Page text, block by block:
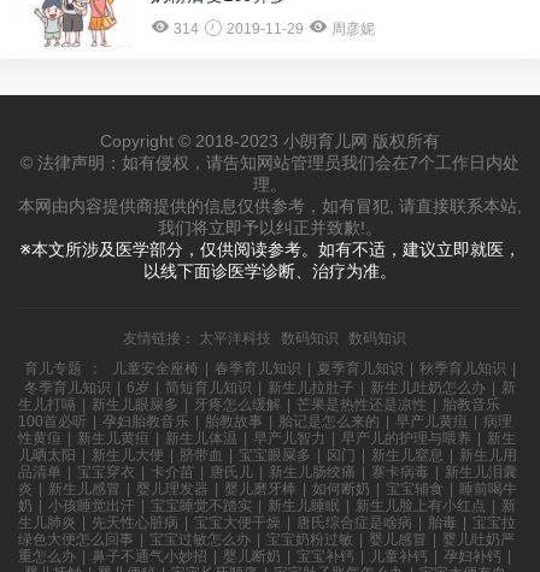
314 2019-11-29 周彦妮
Copyright © 2018-2023 小朗育儿网 版权所有
© 法律声明：如有侵权，请告知网站管理员我们会在7个工作日内处
理。
本网由内容提供商提供的信息仅供参考，如有冒犯, 请直接联系本站,
我们将立即予以纠正并致歉!。
※本文所涉及医学部分，仅供阅读参考。如有不适，建议立即就医，
以线下面诊医学诊断、治疗为准。
友情链接： 太平洋科技 数码知识
数码知识
育儿专题
： 儿童安全座椅 春季育儿知识 夏季育儿知识 秋季育儿知识
冬季育儿知识
6岁 简短育儿知识 新生儿拉肚子 新生儿吐奶怎么办
新
生儿打嗝
新生儿眼屎多 牙疼怎么缓解 芒果是热性还是凉性
胎教音乐
100首必听
孕妇胎教音乐 胎教故事 胎记是怎么来的 早产儿黄疸
病理
性黄疸
新生儿黄疸 新生儿体温 早产儿智力 早产儿的护理与喂养
新生
儿晒太阳
新生儿大便 脐带血 宝宝眼屎多 囟门 新生儿窒息
新生儿用
品清单
宝宝穿衣 卡介苗 唐氏儿 新生儿肠绞痛 寨卡病毒
新生儿泪囊
炎
新生儿感冒 婴儿理发器 婴儿磨牙棒 如何断奶 宝宝辅食
睡前喝牛
奶
小孩睡觉出汗 宝宝睡觉不踏实 新生儿睡眠 新生儿脸上有小红点
新
生儿肺炎
先天性心脏病 宝宝大便干燥 唐氏综合症是啥病 胎毒
宝宝拉
绿色大便怎么回事
宝宝过敏怎么办 宝宝奶粉过敏 婴儿感冒
婴儿吐奶严
重怎么办
鼻子不通气小妙招 婴儿断奶 宝宝补钙 儿童补钙 孕妇补钙